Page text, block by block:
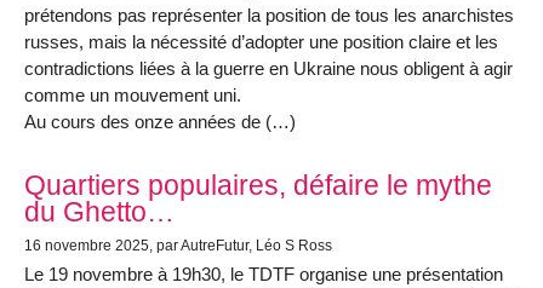
prétendons pas représenter la position de tous les anarchistes
russes, mais la nécessité d’adopter une position claire et les
contradictions liées à la guerre en Ukraine nous obligent à agir
comme un mouvement uni.
Au cours des onze années de (…)
Quartiers populaires, défaire le mythe
du Ghetto…
16 novembre 2025 , par AutreFutur, Léo S Ross
Le 19 novembre à 19h30, le TDTF organise une présentation